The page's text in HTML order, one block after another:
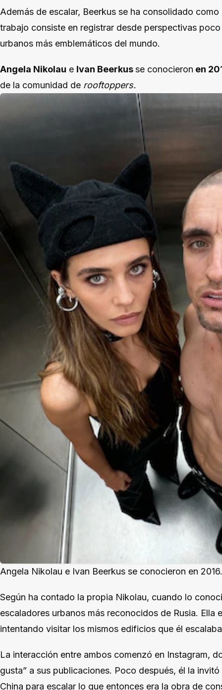
Además de escalar, Beerkus se ha consolidado
trabajo consiste en registrar desde perspectivas
urbanos más emblemáticos del mundo.
Angela Nikolau e Ivan Beerkusse conocieron en
de la comunidad de rooftoppers.
Angela Nikolau e Ivan Beerkus se conocieron en
Según ha contado la propia Nikolau, cuando lo
escaladores urbanos más reconocidos de Rusia. Ella
intentando visitar los mismos edificios que él
La interacción entre ambos comenzó en Instagram,
gusta” a sus publicaciones. Poco después, él la
China para escalar lo que entonces era la obra de